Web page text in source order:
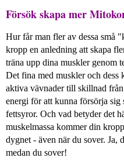
Försök skapa mer
Hur får man fler av dessa små
kropp en anledning att skapa
träna upp dina muskler genom
Det fina med muskler och dess
aktiva vävnader till skillnad
energi för att kunna försörja
fettsyror. Och vad betyder det
muskelmassa kommer din
dygnet - även när du sover. Ja,
medan du sover!